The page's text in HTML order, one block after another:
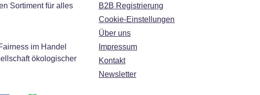
Sortiment für alles
im Handel
ökologischer
B2B Registrierung
Cookie-Einstellungen
Über uns
Impressum
Kontakt
Newsletter